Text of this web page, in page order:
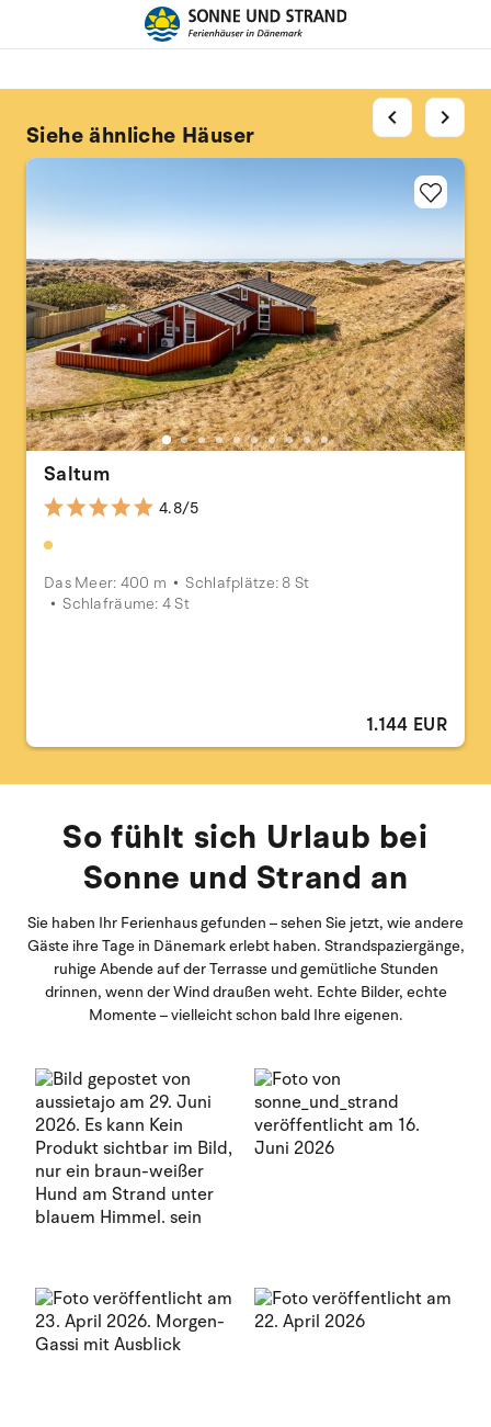
Siehe ähnliche Häuser
Saltum
4.8/5
Das Meer: 400 m
Schlafplätze: 8 St
Schlafräume: 4 St
1.144 EUR
chevron_left chevron_right
So fühlt sich Urlaub bei
Sonne und Strand an
Sie haben Ihr Ferienhaus gefunden – sehen Sie jetzt, wie andere
Gäste ihre Tage in Dänemark erlebt haben. Strandspaziergänge,
ruhige Abende auf der Terrasse und gemütliche Stunden
drinnen, wenn der Wind draußen weht. Echte Bilder, echte
Momente – vielleicht schon bald Ihre eigenen.